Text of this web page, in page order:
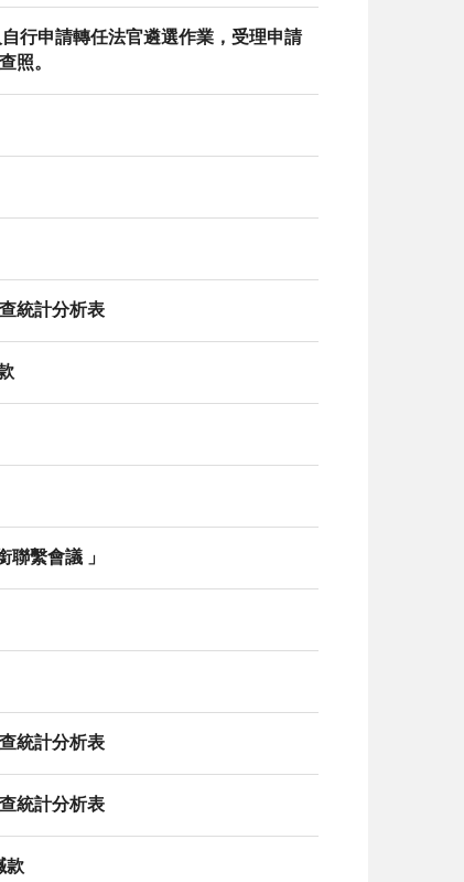
行申請轉任法官遴選作業，受理申請
照。
統計分析表
繫會議 」
統計分析表
統計分析表
款